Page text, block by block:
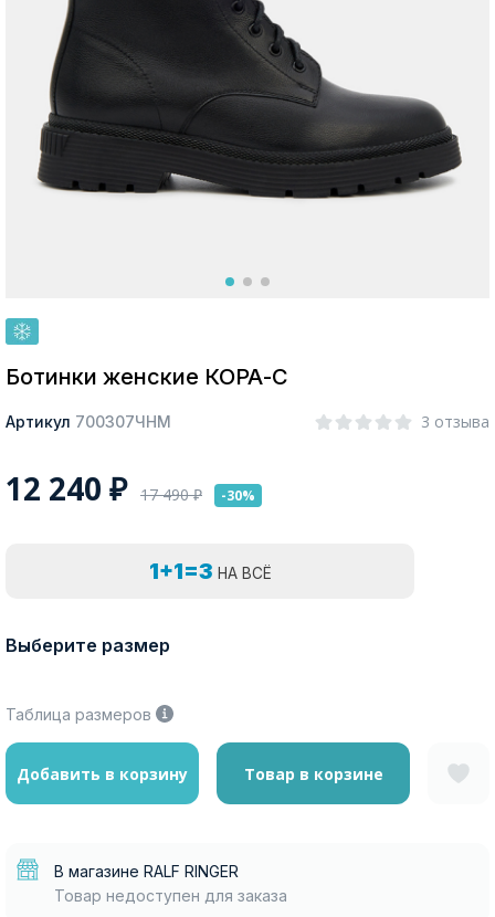
Покупателям
Ботинки женские КОРА-С
Артикул 700307ЧНМ 3 отзыва
12 240 ₽ 17 490₽ -30%
1+1=3 НА ВСЁ
Выберите размер
Таблица размеров
Добавить в корзину Товар в корзине
В магазине RALF RINGER
Товар недоступен для заказа